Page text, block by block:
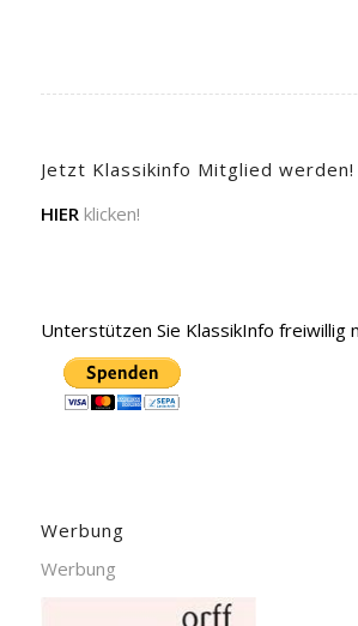
Jetzt Klassikinfo Mitglied werden!
HIER klicken!
Unterstützen Sie KlassikInfo freiwillig
Werbung
Werbung